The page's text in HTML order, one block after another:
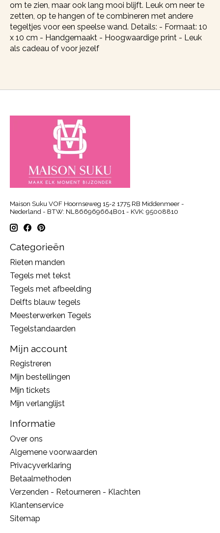
om te zien, maar ook lang mooi blijft. Leuk om neer te
zetten, op te hangen of te combineren met andere
tegeltjes voor een speelse wand. Details: - Formaat: 10
x 10 cm - Handgemaakt - Hoogwaardige print - Leuk
als cadeau of voor jezelf
Maison Suku VOF Hoornseweg 15-2 1775 RB Middenmeer -
Nederland - BTW: NL866969664B01 - KVK: 95008810
Categorieën
Rieten manden
Tegels met tekst
Tegels met afbeelding
Delfts blauw tegels
Meesterwerken Tegels
Tegelstandaarden
Mijn account
Registreren
Mijn bestellingen
Mijn tickets
Mijn verlanglijst
Informatie
Over ons
Algemene voorwaarden
Privacyverklaring
Betaalmethoden
Verzenden - Retourneren - Klachten
Klantenservice
Sitemap